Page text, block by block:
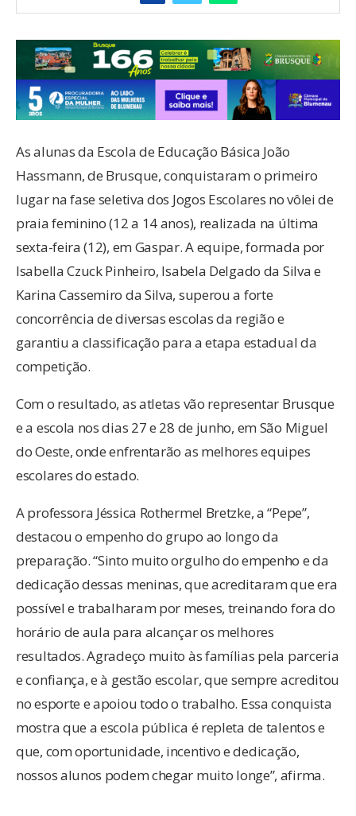
As alunas da Escola de Educação Básica João
Hassmann, de Brusque, conquistaram o primeiro
lugar na fase seletiva dos Jogos Escolares no vôlei de
praia feminino (12 a 14 anos), realizada na última
sexta-feira (12), em Gaspar. A equipe, formada por
Isabella Czuck Pinheiro, Isabela Delgado da Silva e
Karina Cassemiro da Silva, superou a forte
concorrência de diversas escolas da região e
garantiu a classificação para a etapa estadual da
competição.
Com o resultado, as atletas vão representar Brusque
e a escola nos dias 27 e 28 de junho, em São Miguel
do Oeste, onde enfrentarão as melhores equipes
escolares do estado.
A professora Jéssica Rothermel Bretzke, a “Pepe”,
destacou o empenho do grupo ao longo da
preparação. “Sinto muito orgulho do empenho e da
dedicação dessas meninas, que acreditaram que era
possível e trabalharam por meses, treinando fora do
horário de aula para alcançar os melhores
resultados. Agradeço muito às famílias pela parceria
e confiança, e à gestão escolar, que sempre acreditou
no esporte e apoiou todo o trabalho. Essa conquista
mostra que a escola pública é repleta de talentos e
que, com oportunidade, incentivo e dedicação,
nossos alunos podem chegar muito longe”, afirma.